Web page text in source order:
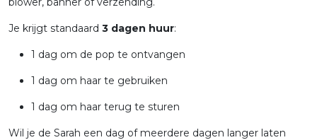
Je krijgt standaard 3 dagen huur:
1 dag om de pop te ontvangen
1 dag om haar te gebruiken
1 dag om haar terug te sturen
Wil je de Sarah een dag of meerdere dagen langer laten